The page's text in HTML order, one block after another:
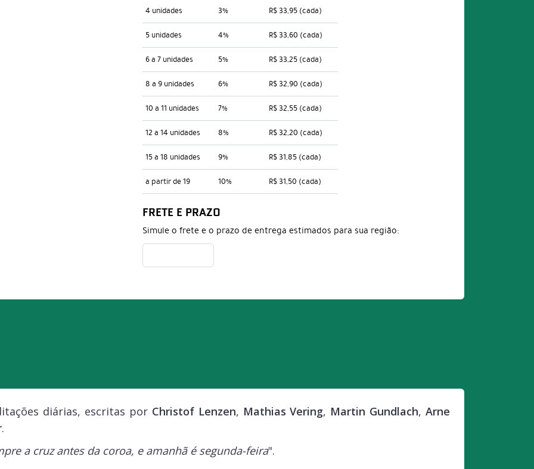
4 unidades 3% R$ 33,95 (cada)
5 unidades 4% R$ 33,60 (cada)
6 a 7 unidades 5% R$ 33,25 (cada)
8 a 9 unidades 6% R$ 32,90 (cada)
10 a 11 unidades 7% R$ 32,55 (cada)
12 a 14 unidades 8% R$ 32,20 (cada)
15 a 18 unidades 9% R$ 31,85 (cada)
a partir de 19 10% R$ 31,50 (cada)
FRETE E PRAZO
Simule o frete e o prazo de entrega estimados para sua região:
diárias, escritas porChristof Lenzen, Mathias Vering, Martin Gundlach,Arne
.
a cruz antes da coroa, e amanhã é segunda-feira".